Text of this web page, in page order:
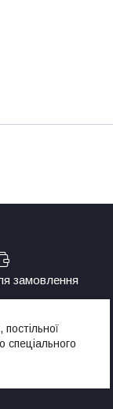
замовлення
спеціального